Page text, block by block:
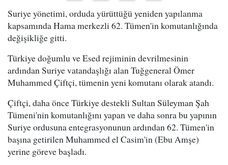
Suriye yönetimi, orduda yürüttüğü yeniden yapılanma
kapsamında Hama merkezli 62. Tümen'in komutanlığında
değişikliğe gitti.
Türkiye doğumlu ve Esed rejiminin devrilmesinin
ardından Suriye vatandaşlığı alan Tuğgeneral Ömer
Muhammed Çiftçi, tümenin yeni komutanı olarak atandı.
Çiftçi, daha önce Türkiye destekli Sultan Süleyman Şah
Tümeni'nin komutanlığını yapan ve daha sonra bu yapının
Suriye ordusuna entegrasyonunun ardından 62. Tümen'in
başına getirilen Muhammed el Casim'in (Ebu Amşe)
yerine göreve başladı.